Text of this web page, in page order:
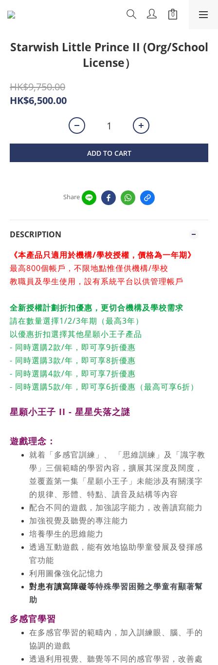
Starwish Little Prince II (Org/School
License）
HK$9,750.00
HK$6,500.00
ADD TO CART
Share
DESCRIPTION
《本產品只適用於機構/學校授權，價格為一年期》
最高800個帳戶 ，不限地點惟僅供機構/學校
教職員及學生使用，設有系統平台以供管理帳戶
全新授權計劃折扣優惠，更切合機構及學校需求
請在數量選擇1/2/3年期（最高3年）
以優惠折扣選擇其他星願小王子產品
- 同時選購2款/年，即可享9折優惠
- 同時選購3款/年，即可享8折優惠
- 同時選購4款/年，即可享7折優惠
- 同時選購5款/年，即可享6折優惠（最高可享6折）
星願小王子 II - 星星失落之謎
遊戲理念：
就着「多感官訓練」、 「思維訓練」及「識字教
學」三個範疇的學習內容，擴展其深度及闊度，
並覆蓋第一集「星願小王子」未能涉及有關漢字
的規律、形體、特點、讀音及結構等內容
配合不同的遊戲，加強認字能力，改善讀寫能力
加強視覺及聽覺的專注能力
培養學生的思維能力
透過互動遊戲，能有效地協助學童發展及發揮感
官功能
利用圖像強化記憶力
對患有讀寫障礙等特殊學習困難之學童有顯著幫
助
多感官學習
在多感官學習的範疇內，加入訓練眼、腦、手的
協調的遊戲
透過利用視覺、聽覺等不同的感官學習，改善處